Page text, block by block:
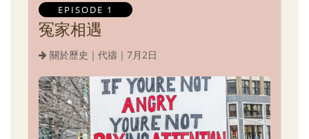
EPISODE 1
冤家相遇
關於歷史｜代禱｜7月2日